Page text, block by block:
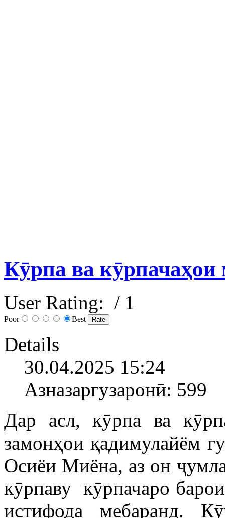
Кӯрпа ва
User Rating: / 1
Poor Best
Details
30.04.2025 15:24
Азназаргузаронӣ: 599
Дар асл, кӯрпа ва
замонҳои қадимулайём
Осиёи Миёна, аз он
кӯрпаву кӯрпачаро
истифода мебаранд.